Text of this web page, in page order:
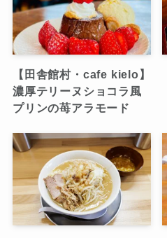
【田舎館村・cafe kielo】
濃厚テリーヌショコラ風
プリンの苺アラモード